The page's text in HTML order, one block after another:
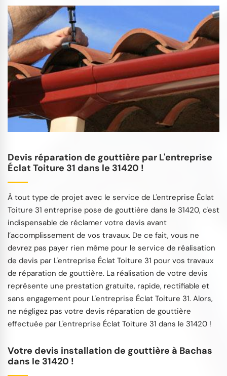
Devis réparation de gouttière par L'entreprise
Éclat Toiture 31 dans le 31420 !
À tout type de projet avec le service de L'entreprise Éclat
Toiture 31 entreprise pose de gouttière dans le 31420, c'est
indispensable de réclamer votre devis avant
l’accomplissement de vos travaux. De ce fait, vous ne
devrez pas payer rien même pour le service de réalisation
de devis par L'entreprise Éclat Toiture 31 pour vos travaux
de réparation de gouttière. La réalisation de votre devis
représente une prestation gratuite, rapide, rectifiable et
sans engagement pour L'entreprise Éclat Toiture 31. Alors,
ne négligez pas votre devis réparation de gouttière
effectuée par L'entreprise Éclat Toiture 31 dans le 31420 !
Votre devis installation de gouttière à Bachas
dans le 31420 !